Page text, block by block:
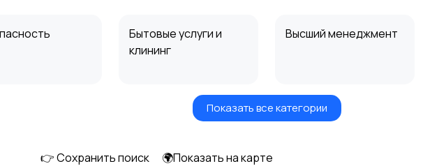
Бытовые услуги и
клининг
Высший менеджмент
Информационные
Искусство и
Показать все категории
👉 Сохранить поиск 🌍Показать на карте